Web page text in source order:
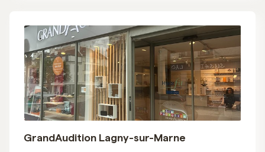
GrandAudition Lagny-sur-Marne